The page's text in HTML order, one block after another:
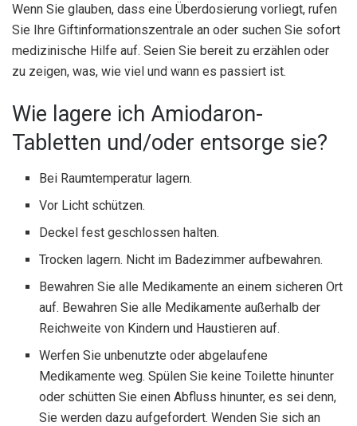
Wenn Sie glauben, dass eine Überdosierung vorliegt, rufen
Sie Ihre Giftinformationszentrale an oder suchen Sie sofort
medizinische Hilfe auf. Seien Sie bereit zu erzählen oder
zu zeigen, was, wie viel und wann es passiert ist.
Wie lagere ich Amiodaron-
Tabletten und/oder entsorge sie?
Bei Raumtemperatur lagern.
Vor Licht schützen.
Deckel fest geschlossen halten.
Trocken lagern. Nicht im Badezimmer aufbewahren.
Bewahren Sie alle Medikamente an einem sicheren Ort
auf. Bewahren Sie alle Medikamente außerhalb der
Reichweite von Kindern und Haustieren auf.
Werfen Sie unbenutzte oder abgelaufene
Medikamente weg. Spülen Sie keine Toilette hinunter
oder schütten Sie einen Abfluss hinunter, es sei denn,
Sie werden dazu aufgefordert. Wenden Sie sich an